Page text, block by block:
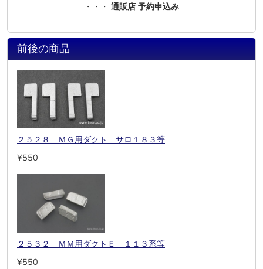
・・・ 通販店 予約申込み
前後の商品
２５２８ ＭＧ用ダクト サロ１８３等
¥550
２５３２ ＭＭ用ダクトＥ １１３系等
¥550